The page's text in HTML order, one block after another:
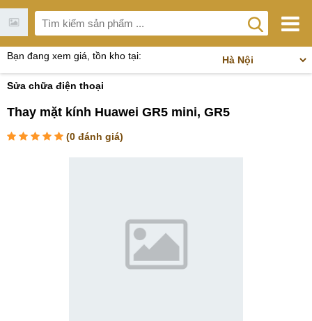
Bạn đang xem giá, tồn kho tại:
Sửa chữa điện thoại
Thay mặt kính Huawei GR5 mini, GR5
(0 đánh giá)